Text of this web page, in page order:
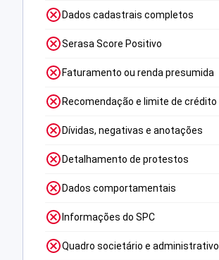
Dados cadastrais completos
Serasa Score Positivo
Faturamento ou renda presumida
Recomendação e limite de crédito
Dívidas, negativas e anotações
Detalhamento de protestos
Dados comportamentais
Informações do SPC
Quadro societário e administrativo